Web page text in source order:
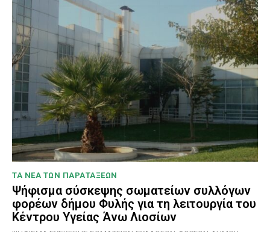
ΤΑ ΝΕΑ ΤΩΝ ΠΑΡΑΤΑΞΕΩΝ
Ψήφισμα σύσκεψης σωματείων συλλόγων
φορέων δήμου Φυλής για τη λειτουργία του
Κέντρου Υγείας Άνω Λιοσίων